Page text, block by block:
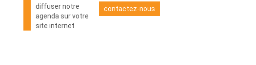
diffuser notre
agenda sur votre
site internet
contactez-nous